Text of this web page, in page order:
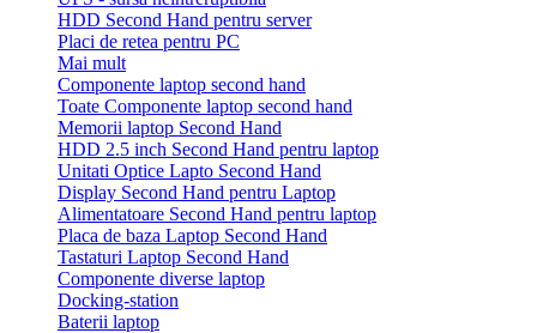
HDD Second Hand pentru server
Placi de retea pentru PC
Mai mult
Componente laptop second hand
Toate Componente laptop second hand
Memorii laptop Second Hand
HDD 2.5 inch Second Hand pentru laptop
Unitati Optice Lapto Second Hand
Display Second Hand pentru Laptop
Alimentatoare Second Hand pentru laptop
Placa de baza Laptop Second Hand
Tastaturi Laptop Second Hand
Componente diverse laptop
Docking-station
Baterii laptop